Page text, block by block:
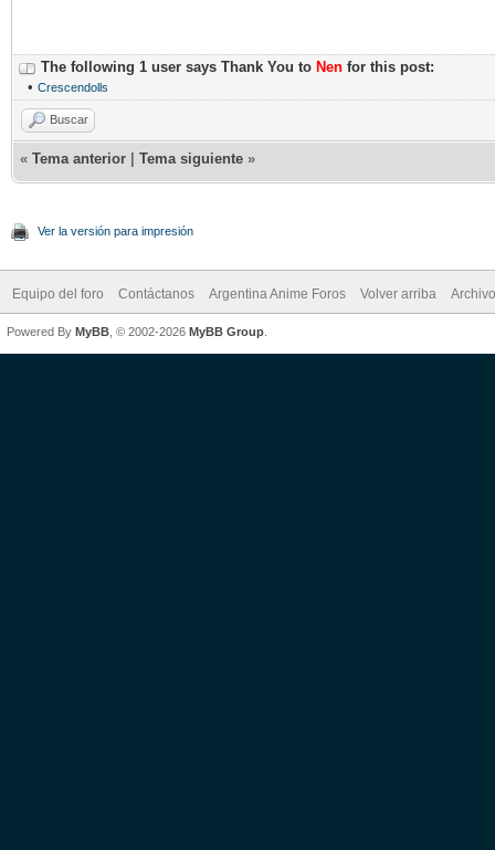
The following 1 user says Thank You to Nen for this post:
• Crescendolls
Buscar
« Tema anterior Tema siguiente »
Ver la versión para impresión
Equipo del foro Contáctanos Argentina Anime Foros Volver arriba
Powered By MyBB , © 2002-2026 MyBB Group